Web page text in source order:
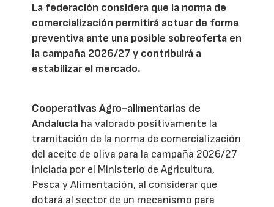
La federación considera que la norma de
comercialización permitirá actuar de forma
preventiva ante una posible sobreoferta en
la campaña 2026/27 y contribuirá a
estabilizar el mercado.
Cooperativas Agro-alimentarias de
Andalucía ha valorado positivamente la
tramitación de la norma de comercialización
del aceite de oliva para la campaña 2026/27
iniciada por el Ministerio de Agricultura,
Pesca y Alimentación, al considerar que
dotará al sector de un mecanismo para